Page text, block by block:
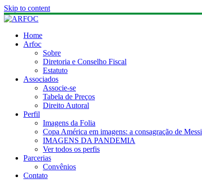
Skip to content
Home
Arfoc
Sobre
Diretoria e Conselho Fiscal
Estatuto
Associados
Associe-se
Tabela de Preços
Direito Autoral
Perfil
Imagens da Folia
Copa América em imagens: a consagração de Messi
IMAGENS DA PANDEMIA
Ver todos os perfis
Parcerias
Convênios
Contato